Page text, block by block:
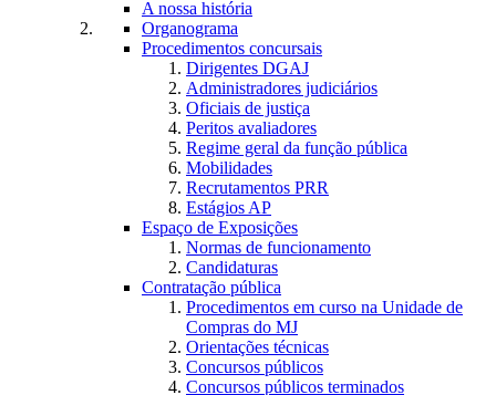
A nossa história
Organograma
Procedimentos concursais
Dirigentes DGAJ
Administradores judiciários
Oficiais de justiça
Peritos avaliadores
Regime geral da função pública
Mobilidades
Recrutamentos PRR
Estágios AP
Espaço de Exposições
Normas de funcionamento
Candidaturas
Contratação pública
Procedimentos em curso na Unidade de
Compras do MJ
Orientações técnicas
Concursos públicos
Concursos públicos terminados